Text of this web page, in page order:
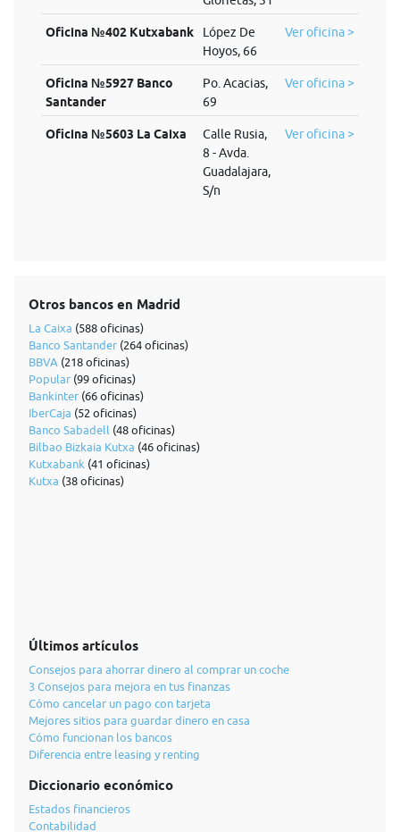
Oficina №402 Kutxabank
López De
Hoyos, 66
Ver oficina >
Oficina №5927 Banco
Santander
Po. Acacias,
69
Ver oficina >
Oficina №5603 La Caixa
Calle Rusia,
8 - Avda.
Guadalajara,
S/n
Ver oficina >
Otros bancos en Madrid
La Caixa (588 oficinas)
Banco Santander (264 oficinas)
BBVA (218 oficinas)
Popular (99 oficinas)
Bankinter (66 oficinas)
IberCaja (52 oficinas)
Banco Sabadell (48 oficinas)
Bilbao Bizkaia Kutxa (46 oficinas)
Kutxabank (41 oficinas)
Kutxa (38 oficinas)
Últimos artículos
Consejos para ahorrar dinero al comprar un coche
3 Consejos para mejora en tus finanzas
Cómo cancelar un pago con tarjeta
Mejores sitios para guardar dinero en casa
Cómo funcionan los bancos
Diferencia entre leasing y renting
Diccionario económico
Estados financieros
Contabilidad